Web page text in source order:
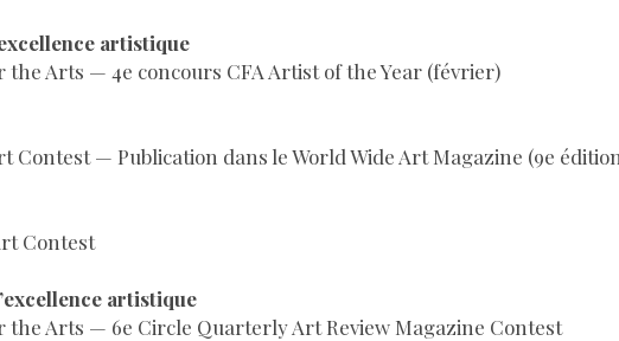
artistique
Arts — 4e concours CFA Artist of the Year (février)
Contest — Publication dans le World Wide Art Magazine (9e
Contest
artistique
the Arts — 6e Circle Quarterly Art Review Magazine Contest